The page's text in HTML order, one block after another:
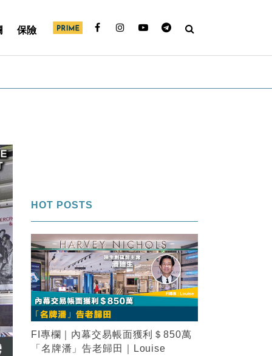
保險
HOT POSTS
1
FI專欄｜內幕交易帳面獲利＄850萬
「名牌潘」告老歸田｜Louise
2
海南自貿港12.18推全新關稅政策 打
造國家「特殊關稅區」
3
【瑙魯悲歌】一個國民收入曾經是香